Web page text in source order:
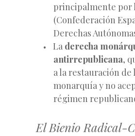
principalmente por
(Confederación
Derechas
La derecha
antirrepublicana,
a la restauración de
monarquía y no
régimen
El Bienio Radical-